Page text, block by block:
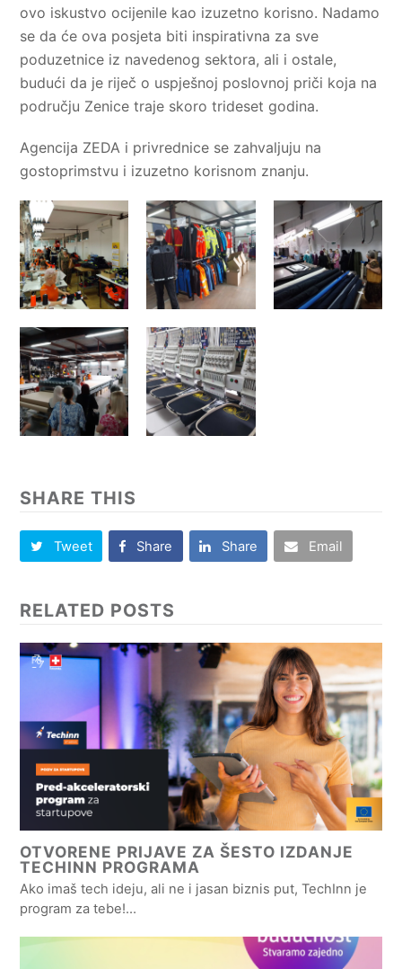
ovo iskustvo ocijenile kao izuzetno korisno. Nadamo
se da će ova posjeta biti inspirativna za sve
poduzetnice iz navedenog sektora, ali i ostale,
budući da je riječ o uspješnoj poslovnoj priči koja na
području Zenice traje skoro trideset godina.
Agencija ZEDA i privrednice se zahvaljuju na
gostoprimstvu i izuzetno korisnom znanju.
SHARE THIS
Tweet Share Share Email
RELATED POSTS
OTVORENE PRIJAVE ZA ŠESTO IZDANJE
TECHINN PROGRAMA
Ako imaš tech ideju, ali ne i jasan biznis put, TechInn je
program za tebe!…